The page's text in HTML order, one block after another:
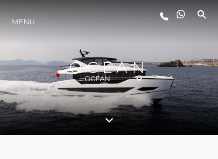
INNOWACJA
PRZEDSIĘBIORSTWO
ZESPÓŁ
MENU
OCEAN
OCEAN